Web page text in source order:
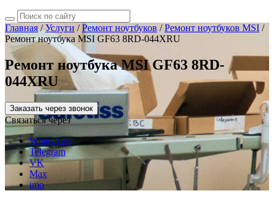
Главная/Услуги /Ремонт ноутбуков /Ремонт ноутбуков MSI /
Ремонт ноутбука MSI GF63 8RD-044XRU
Ремонт ноутбука MSI GF63 8RD-
044XRU
Заказать через звонок
Связаться через
WhatsApp
Telegram
VK
Max
imo